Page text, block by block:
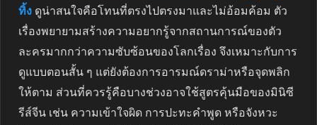
ทิ้ง ดูน่าสนใจคือโทนที่ตรงไปตรงมาและไม่อ้อมค้อม ตัว
เรื่องพยายามสร้างความอยากรู้จากสถานการณ์ของตัว
ละครมากกว่าความซับซ้อนของโลกเรื่อง จึงเหมาะกับการ
ดูแบบตอนสั้น ๆ แต่ยังต้องการอารมณ์ดราม่าหรือจุดพลิก
ให้ตาม ส่วนที่ควรรู้คือบางช่วงอาจใช้สูตรคุ้นมือของมินิซี
รีส์จีน เช่น ความเข้าใจผิด การปะทะคำพูด หรือจังหวะ